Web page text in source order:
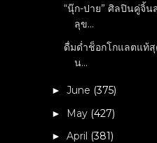
“นุ๊ก-ปาย” ศิลปินคู่จิ้
ลุข...
ดื่มด่ำช็อกโกแลตแท้สุ
น...
►June (375)
► May (427)
►April (381)